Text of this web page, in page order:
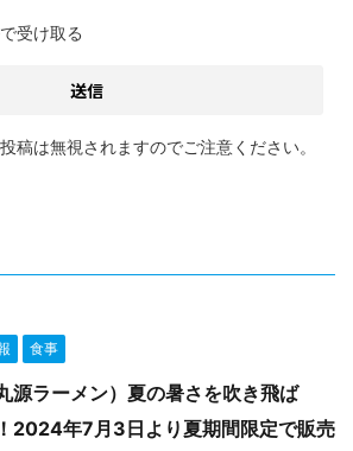
受け取る
稿は無視されますのでご注意ください。
食事
丸源ラーメン）夏の暑さを吹き飛ば
2024年7月3日より夏期間限定で販売